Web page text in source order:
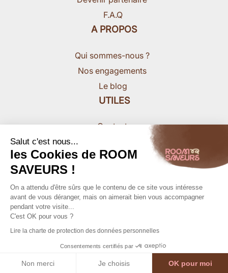
Salut c'est nous...
les Cookies de ROOM
SAVEURS !
On a attendu d'être sûrs que le contenu de ce site vous intéresse
avant de vous déranger, mais on aimerait bien vous accompagner
pendant votre visite...
C'est OK pour vous ?
Lire la charte de protection des données personnelles
Consentements certifiés par
Non merci Je choisis OK pour moi
F.A.Q
A PROPOS
Qui sommes-nous ?
Nos engagements
Le blog
UTILES
Contact
Presse
MENTIONS LEGALES
DONNEES PERSONNELLES
Copyright 2026, Roomsaveurs